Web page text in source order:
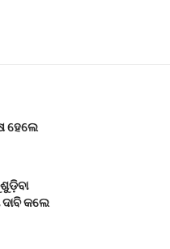
ହେଲେ
କଲେ